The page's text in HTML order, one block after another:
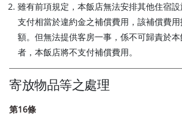
雖有前項規定，本飯店無法安排其他住宿
支付相當於違約金之補償費用，該補償費
額。但無法提供客房一事，係不可歸責於
者，本飯店將不支付補償費用。
寄放物品等之處理
第16條